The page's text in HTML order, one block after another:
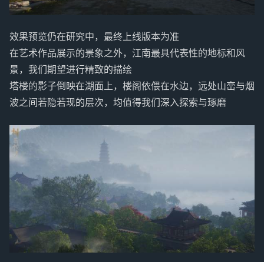
效果预览仍在研究中，最终上线版本为准
在艺术作品展示的景象之外，江南最具代表性的地标和风
景，我们期望进行精致的描绘
塔楼的影子倒映在湖面上，楼阁依偎在水边，远处山峦与烟
波之间若隐若现的层次，均值得我们深入探索与琢磨